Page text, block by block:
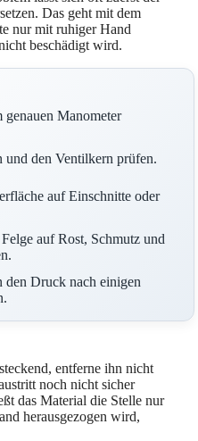
Das geht mit dem
nur mit ruhiger Hand
beschädigt wird.
Manometer
und den Ventilkern prüfen.
auf Einschnitte oder
auf Rost, Schmutz und
Druck nach einigen
entferne ihn nicht
noch nicht sicher
das Material die Stelle nur
herausgezogen wird,